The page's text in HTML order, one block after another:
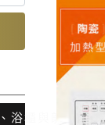
浴櫃與龍頭特價